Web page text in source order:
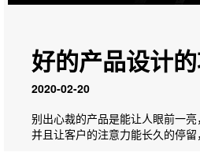
好的产品设计
2020-02-20
别出心裁的产品是能让人眼前一
并且让客户的注意力能长久的停留